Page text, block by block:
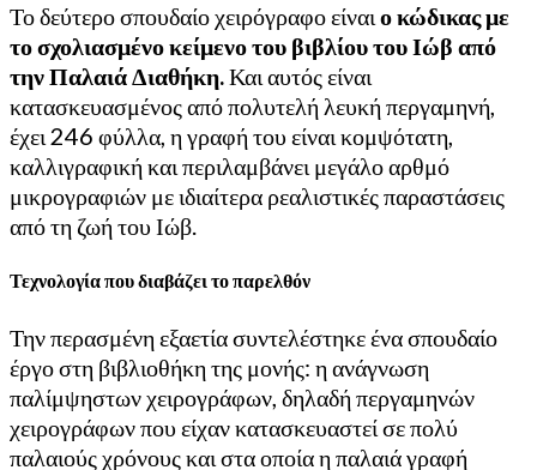
Το δεύτερο σπουδαίο χειρόγραφο είναι ο κώδικας με
το σχολιασμένο κείμενο του βιβλίου του Ιώβ από
την Παλαιά Διαθήκη.Και αυτός είναι
κατασκευασμένος από πολυτελή λευκή περγαμηνή,
έχει 246 φύλλα, η γραφή του είναι κομψότατη,
καλλιγραφική και περιλαμβάνει μεγάλο αρθμό
μικρογραφιών με ιδιαίτερα ρεαλιστικές παραστάσεις
από τη ζωή του Ιώβ.
Τεχνολογία που διαβάζει το παρελθόν
Την περασμένη εξαετία συντελέστηκε ένα σπουδαίο
έργο στη βιβλιοθήκη της μονής: η ανάγνωση
παλίμψηστων χειρογράφων, δηλαδή περγαμηνών
χειρογράφων που είχαν κατασκευαστεί σε πολύ
παλαιούς χρόνους και στα οποία η παλαιά γραφή